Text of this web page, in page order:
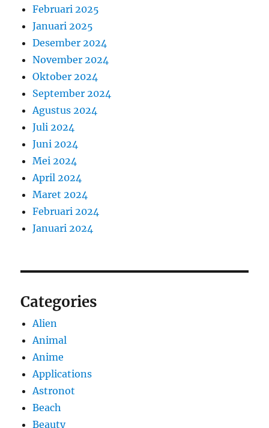
Februari 2025
Januari 2025
Desember 2024
November 2024
Oktober 2024
September 2024
Agustus 2024
Juli 2024
Juni 2024
Mei 2024
April 2024
Maret 2024
Februari 2024
Januari 2024
Categories
Alien
Animal
Anime
Applications
Astronot
Beach
Beauty